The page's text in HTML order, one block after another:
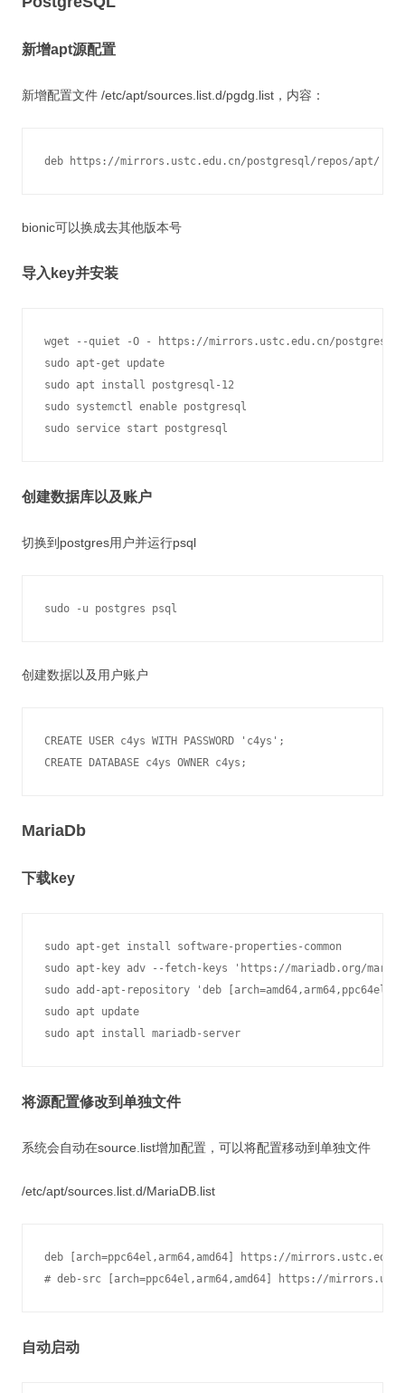
新增apt源配置
新增配置文件 /etc/apt/sources.list.d/pgdg.list，内容：
deb https://mirrors.ustc.edu.cn/postgresql/repos/apt/
bionic可以换成去其他版本号
导入key并安装
wget --quiet -O - https://mirrors.ustc.edu.cn/postgresql/
sudo apt-get update
sudo apt install postgresql-12
sudo systemctl enable postgresql
sudo service start postgresql
创建数据库以及账户
切换到postgres用户并运行psql
sudo -u postgres psql
创建数据以及用户账户
CREATE USER c4ys WITH PASSWORD 'c4ys';
CREATE DATABASE c4ys OWNER c4ys;
MariaDb
下载key
sudo apt-get install software-properties-common
sudo apt-key adv --fetch-keys 'https://mariadb.org/
sudo add-apt-repository 'deb
sudo apt update
sudo apt install mariadb-server
将源配置修改到单独文件
系统会自动在source.list增加配置，可以将配置移动到单独文件
/etc/apt/sources.list.d/MariaDB.list
deb [arch=ppc64el,arm64,amd64] https://
# deb-src [arch=ppc64el,arm64,amd64] https://
自动启动